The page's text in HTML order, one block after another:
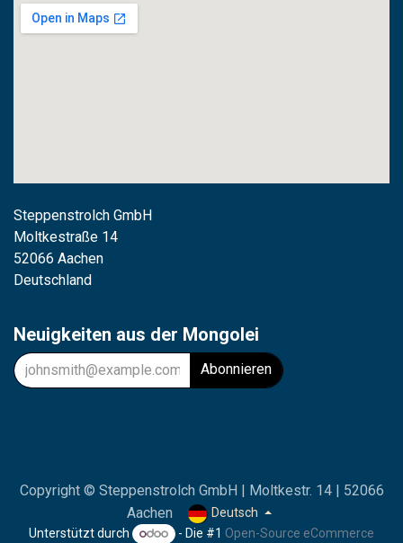
Steppenstrolch GmbH
Moltkestraße 14
52066 Aachen
Deutschland
Neuigkeiten aus der Mongolei
Abonnieren
Copyright © Steppenstrolch GmbH | Moltkestr. 14 | 52066
Aachen
Deutsch
Unterstützt durch
- Die #1Open-Source eCommerce